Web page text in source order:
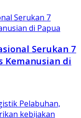
Serukan 7
Kemanusian di